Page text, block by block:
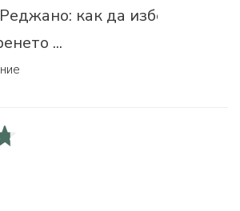
как да изберем
...